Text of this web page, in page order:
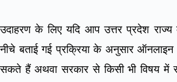
उदाहरण के लिए यदि आप उत्तर प्रदेश राज्य
नीचे बताई गई प्रक्रिया के अनुसार
सकते हैं अथवा सरकार से किसी भी विषय में